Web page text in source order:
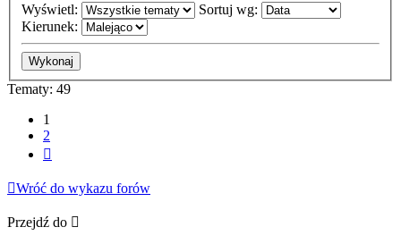
Wyświetl:
Sortuj wg:
Kierunek:
Tematy: 49
1
2
Wróć do wykazu forów
Przejdź do